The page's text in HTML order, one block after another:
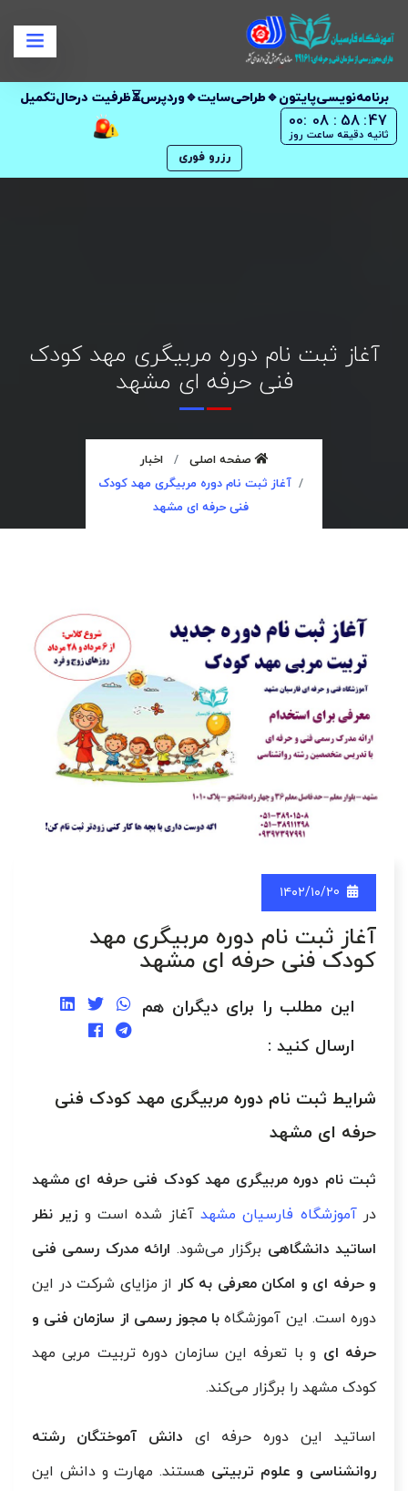
برنامه‌نویسی‌پایتون🔹طراحی‌سایت🔹وردپرس⏳ظرفیت در‌حال‌تکمیل
00
روز
: 08
ساعت
: 58
دقیقه
:47
ثانیه
رزرو فوری
آغاز ثبت نام دوره مربیگری مهد کودک
فنی حرفه ای مشهد
صفحه اصلی
اخبار
آغاز ثبت نام دوره مربیگری مهد کودک
فنی حرفه ای مشهد
آغاز ثبت نام دوره مربیگری مهد
کودک فنی حرفه ای مشهد
این مطلب را برای دیگران هم
ارسال کنید :
شرایط ثبت نام دوره مربیگری مهد کودک فنی
حرفه ای مشهد
ثبت نام دوره مربیگری مهد کودک فنی حرفه ای مشهد
درآموزشگاه فارسیان مشهدآغاز شده است و زیر نظر
اساتید دانشگاهی برگزار می‌شود. ارائه مدرک رسمی فنی
و حرفه ای و امکان معرفی به کار از مزایای شرکت در این
دوره است. این آموزشگاه با مجوز رسمی از سازمان فنی و
حرفه ای و با تعرفه این سازمان دوره تربیت مربی مهد
کودک مشهد را برگزار می‌کند.
اساتید این دوره حرفه ای دانش آموختگان رشته
روانشناسی و علوم تربیتی هستند. مهارت و دانش این